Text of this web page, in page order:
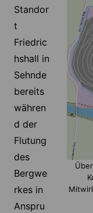
Standor
t
Friedric
hshall in
Sehnde
bereits
währen
d der
Flutung
des
Bergwe
rkes in
Anspru